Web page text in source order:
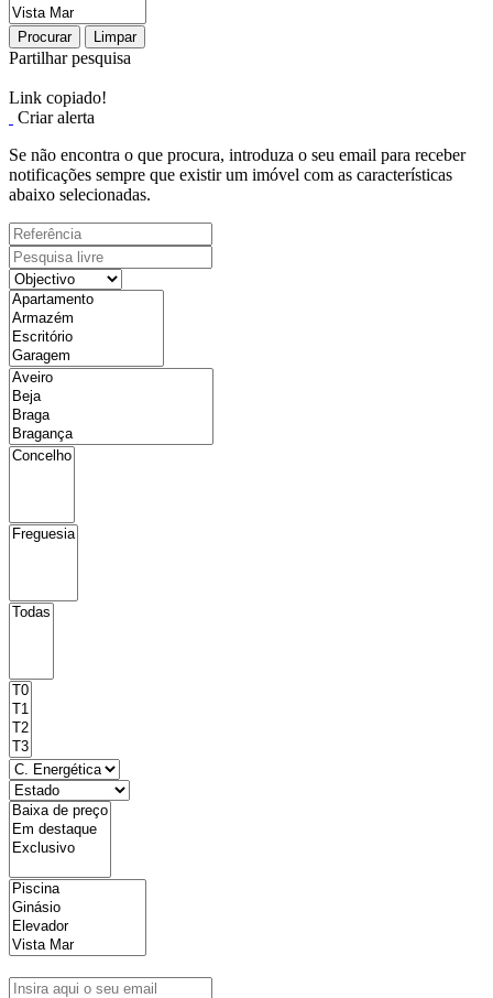
Procurar Limpar
Partilhar pesquisa
Link copiado!
Criar alerta
Se não encontra o que procura, introduza o seu email para receber
notificações sempre que existir um imóvel com as características
abaixo selecionadas.